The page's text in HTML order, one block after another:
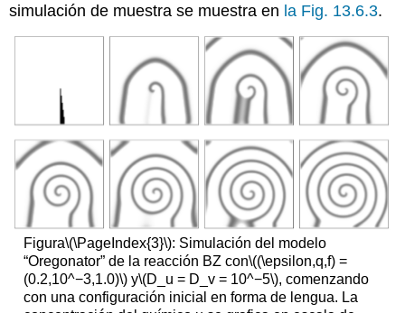
simulación de muestra se muestra en la Fig. 13.6.3.
Figura\(\PageIndex{3}\): Simulación del modelo
“Oregonator” de la reacción BZ con\((\epsilon,q,f) =
(0.2,10^−3,1.0)\)y\(D_u = D_v = 10^−5\), comenzando
con una configuración inicial en forma de lengua. La